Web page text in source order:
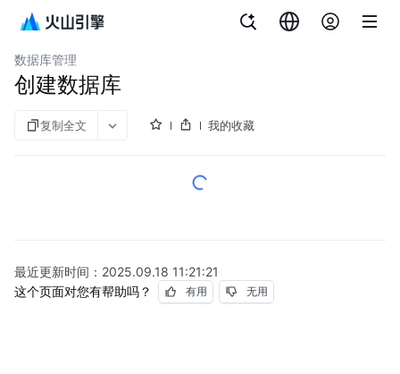
云数据库 veDB MySQL 版
数据库管理
创建数据库
复制全文 我的收藏
最近更新时间： 2025.09.18 11:21:21
这个页面对您有帮助吗？
有用 无用